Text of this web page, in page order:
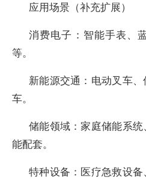
应用场景（补充扩展）
消费电子：智能手表、
等。
新能源交通：电动叉车
车。
储能领域：家庭储能系
能配套。
特种设备：医疗急救设